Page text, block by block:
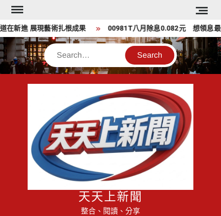
Skip
content
進 展現藝術扎根成果 00981T八月除息0.082元 想領息最晚
Search
天天上新聞
整合、閱讀、分享